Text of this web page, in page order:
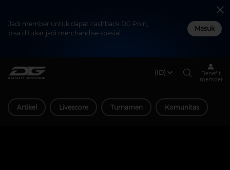
Jadi member untuk dapat cashback DG Poin,
bisa ditukar jadi merchandise spesial
Masuk
(ID)
Benefit
member
Artikel Livescore Turnamen Komunitas